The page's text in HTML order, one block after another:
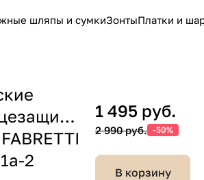
шляпы и сумкиЗонтыПлатки и
2
1 495 руб.
2 990 руб. -50%
В корзину